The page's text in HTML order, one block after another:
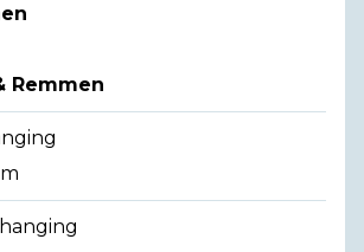
Remmen